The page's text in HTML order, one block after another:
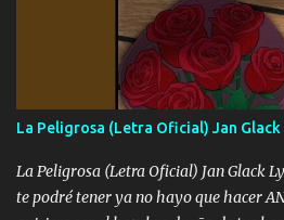
fajado y mi R terciado me van a ver
mando un abrazo andamos al cien
Ando en la colonia bien acelerado
fallado para mi compadre mandó un
Especial sabe que lo apreciamos En
tomando con mujeres hermosas y
bien cuidado bien atrabancado y a los
lo que hablo Entre lob...
La Peligrosa (Letra Oficial) Jan Glack
La Peligrosa (Letra Oficial) Jan Glack
te podré tener ya no hayo que hacer